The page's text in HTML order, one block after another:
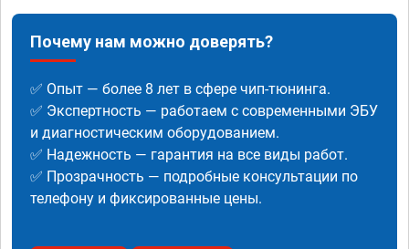
Почему нам можно доверять?
✅ Опыт — более 8 лет в сфере чип-тюнинга.
✅ Экспертность — работаем с современными ЭБУ
и диагностическим оборудованием.
✅ Надежность — гарантия на все виды работ.
✅ Прозрачность — подробные консультации по
телефону и фиксированные цены.